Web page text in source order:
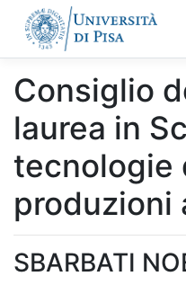
Consiglio
laurea in
tecnologie
produzioni
SBARBATI